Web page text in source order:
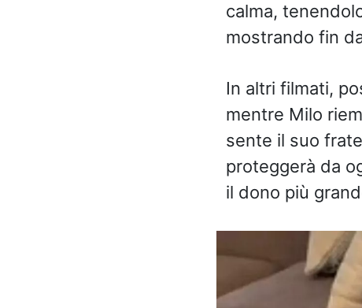
calma,
mostrando fin
In altri filmati,
mentre Milo
sente il suo
proteggerà da
il dono più